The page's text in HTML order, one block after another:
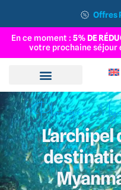
Offres
En ce moment : 5% DE
votre prochaine séjour
Plongée
L'archipel